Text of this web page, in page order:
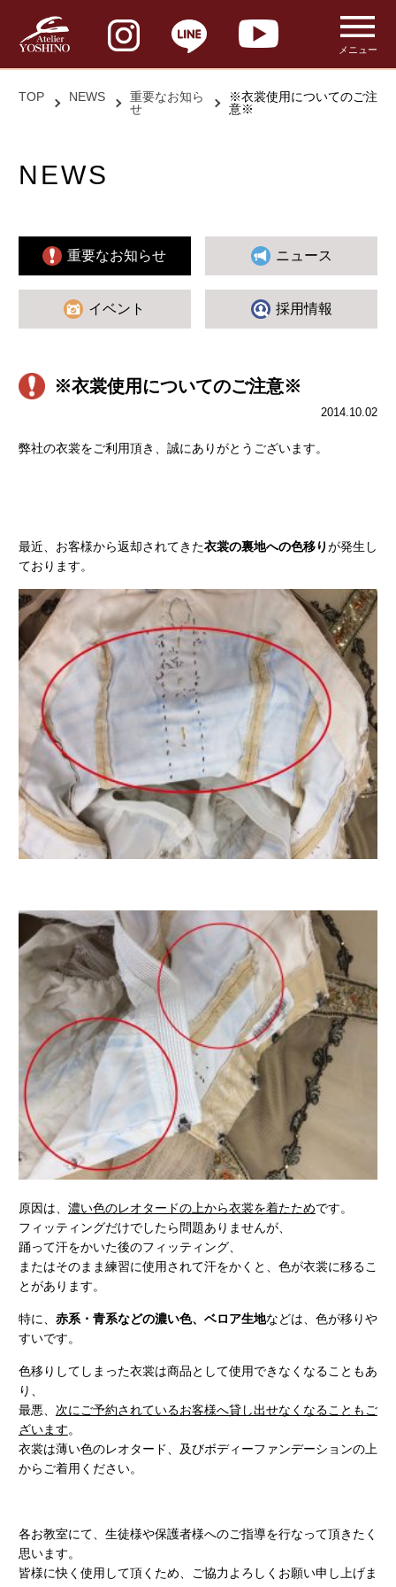
メニュー
TOP NEWS
重要なお知ら
せ
※衣裳使用についてのご注
意※
NEWS
重要なお知らせ ニュース
イベント 採用情報
※衣裳使用についてのご注意※
2014.10.02
弊社の衣裳をご利用頂き、誠にありがとうございます。
最近、お客様から返却されてきた衣裳の裏地への色移りが発生し
ております。
原因は、 濃い色のレオタードの上から衣裳を着たためです。
フィッティングだけでしたら問題ありませんが、
踊って汗をかいた後のフィッティング、
またはそのまま練習に使用されて汗をかくと、色が衣裳に移るこ
とがあります。
特に、 赤系・青系などの濃い色、ベロア生地などは、色が移りや
すいです。
色移りしてしまった衣裳は商品として使用できなくなることもあ
り、
最悪、 次にご予約されているお客様へ貸し出せなくなることもご
ざいます。
衣裳は薄い色のレオタード、及びボディーファンデーションの上
からご着用ください。
各お教室にて、生徒様や保護者様へのご指導を行なって頂きたく
思います。
皆様に快く使用して頂くため、ご協力よろしくお願い申し上げま